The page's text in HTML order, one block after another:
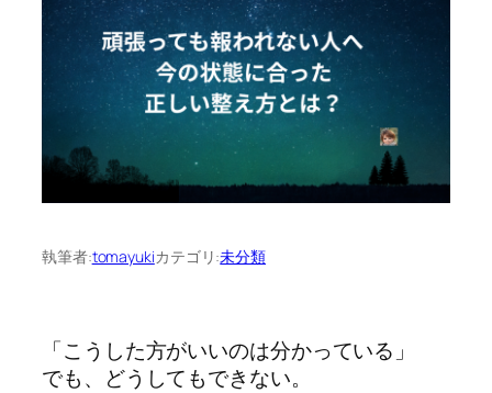
執筆者:tomayukiカテゴリ:未分類
「こうした方がいいのは分かっている」
でも、どうしてもできない。